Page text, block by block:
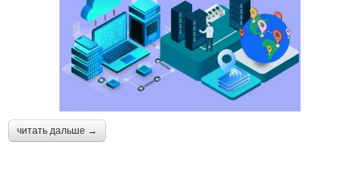
читать дальше →